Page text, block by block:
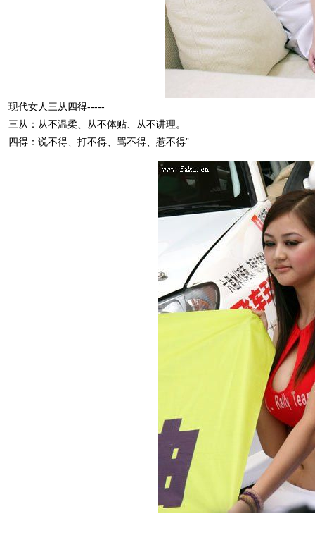
现代女人三从四得-----
三从：从不温柔、从不体贴、从不讲理。
四得：说不得、打不得、骂不得、惹不得”